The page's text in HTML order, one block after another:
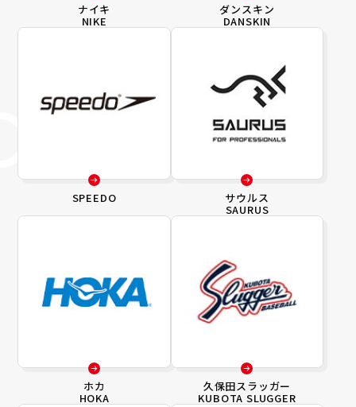
ナイキ
NIKE
ダンスキン
DANSKIN
SPEEDO サウルス
SAURUS
ホカ
HOKA
久保田スラッガー
KUBOTA SLUGGER